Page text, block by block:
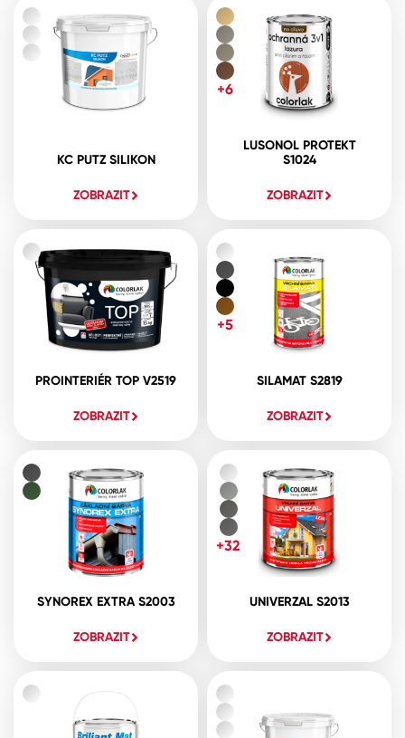
KC PUTZ SILIKON
ZOBRAZIT
LUSONOL PROTEKT
S1024
ZOBRAZIT
+6
PROINTERIÉR TOP V2519
ZOBRAZIT
SILAMAT S2819
ZOBRAZIT
+5
SYNOREX EXTRA S2003
ZOBRAZIT
UNIVERZAL S2013
ZOBRAZIT
+32